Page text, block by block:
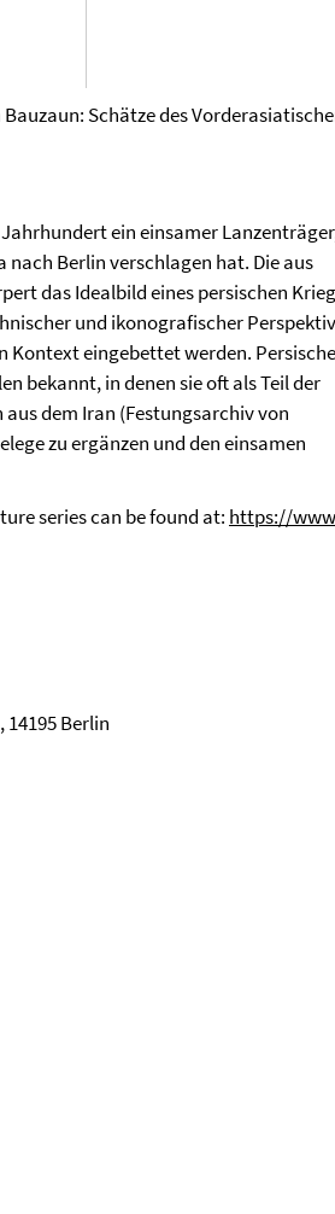
Schätze des
ein einsamer
nach Berlin verschlagen hat. Die aus
das Idealbild einespersischen
und ikonografischer
eingebettet werden. Persische
bekannt, in denen sie oft als Teil der
dem Iran (Festungsarchiv von
zu ergänzen und den einsamen
series can be found at: https://
Berlin